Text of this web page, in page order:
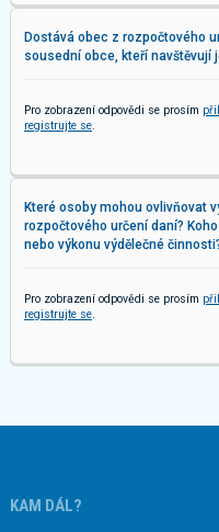
Dostává obec z rozpočtového
sousední obce, kteří navštěvují
Pro zobrazení odpovědi se prosím
registrujte se
Které osoby mohou ovlivňovat
rozpočtového určení daní?
nebo výkonu výdělečné
Pro zobrazení odpovědi se prosím
registrujte se
KAM DÁL?